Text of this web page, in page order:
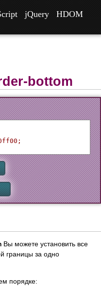
jQuery
HDOM
bottom
Вы можете установить все
границы за одно
порядке: